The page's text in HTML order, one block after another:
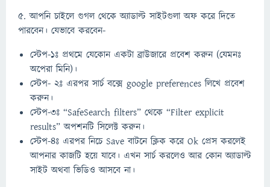
৫. আপনি চাইলে গুগল থেকে অ্যাডাল্ট সাইটগুলা অফ করে দিতে
পারবেন। যেভাবে করবেন-
স্টেপ-১ঃ প্রথমে যেকোন একটা ব্রাউজারে প্রবেশ করুন (যেমনঃ
অপেরা মিনি)।
স্টেপ- ২ঃ এরপর সার্চ বক্সে google preferences লিখে প্রবেশ
করুন।
স্টেপ-৩ঃ “SafeSearch filters” থেকে “Filter explicit
results” অপশনটি সিলেক্ট করুন।
স্টেপ-৪ঃ এরপর নিচে Save বাটনে ক্লিক করে Ok প্রেস করলেই
আপনার কাজটি হয়ে যাবে। এখন সার্চ করলেও আর কোন অ্যাডাল্ট
সাইট অথবা ভিডিও আসবে না।